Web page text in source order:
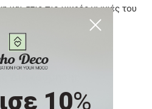
και στις πιο μικρές γωνιές του
10%